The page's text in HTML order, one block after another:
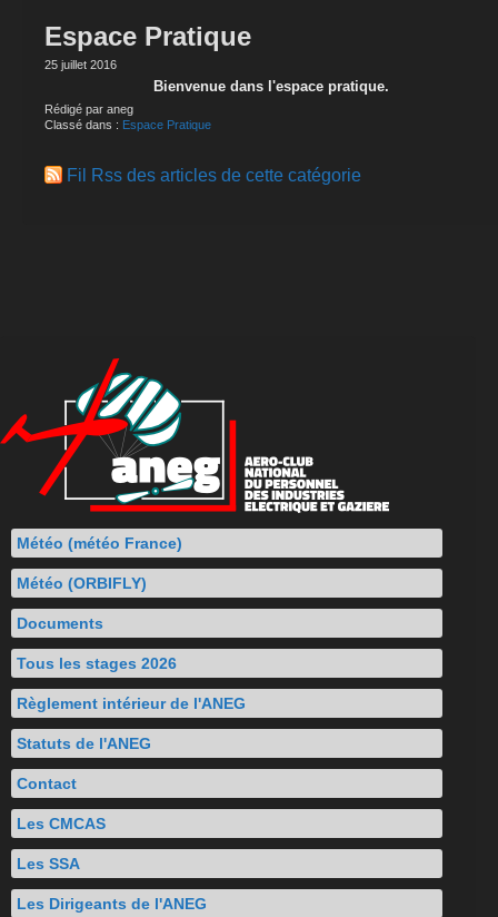
Espace Pratique
25 juillet 2016
Bienvenue dans l'espace pratique.
Rédigé par aneg
Classé dans : Espace Pratique
Fil Rss des articles de cette catégorie
Météo (météo France)
Météo (ORBIFLY)
Documents
Tous les stages 2026
Règlement intérieur de l'ANEG
Statuts de l'ANEG
Contact
Les CMCAS
Les SSA
Les Dirigeants de l'ANEG